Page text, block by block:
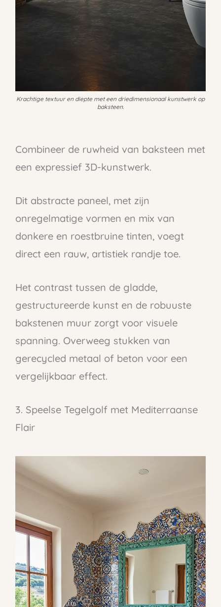
Krachtige textuur en diepte met een driedimensionaal kunstwerk op
baksteen.
Combineer de ruwheid van baksteen met
een expressief 3D-kunstwerk.
Dit abstracte paneel, met zijn
onregelmatige vormen en mix van
donkere en roestbruine tinten, voegt
direct een rauw, artistiek randje toe.
Het contrast tussen de gladde,
gestructureerde kunst en de robuuste
bakstenen muur zorgt voor visuele
spanning. Overweeg stukken van
gerecycled metaal of beton voor een
vergelijkbaar effect.
3. Speelse Tegelgolf met Mediterraanse
Flair